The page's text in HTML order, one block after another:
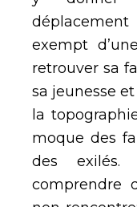
exempt
retrouver sa
sa jeunesse
la
moque des
des
comprendre